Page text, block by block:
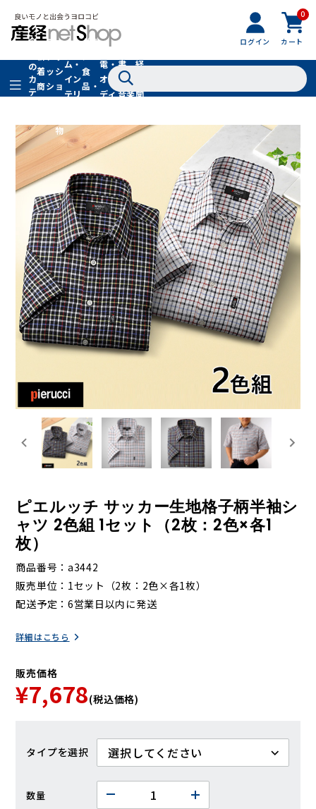
ログイン
0
カート
全
の
カ
テ
着
商
品
フ
ッ
シ
ョ
フ
ァ
シ
ョ
ン
物
ム・
イン
テリ
グル
食
品・
ドリ
家
電・
オー
ディ
書
籍・
音楽
経
聞
ピエルッチ サッカー生地格子柄半袖シ
ャツ 2色組 1セット（2枚：2色×各1
枚）
商品番号
a3442
販売単位
1セット（2枚：2色×各1枚）
配送予定
6営業日以内に発送
詳細はこちら
販売価格
¥7,678(税込価格)
タイプ
数量